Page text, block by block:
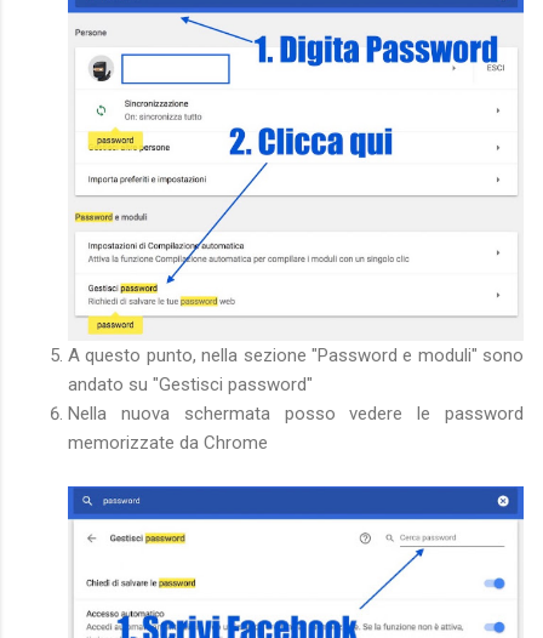
A questo punto, nella sezione "Password e moduli" sono
andato su "Gestisci password"
Nella nuova schermata posso vedere le password
memorizzate da Chrome